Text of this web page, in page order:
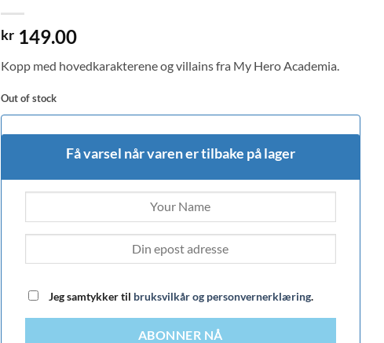
kr149.00
Kopp med hovedkarakterene og villains fra My Hero Academia.
Out of stock
Få varsel når varen er tilbake på lager
Jeg samtykker til bruksvilkår og personvernerklæring.
ABONNER NÅ